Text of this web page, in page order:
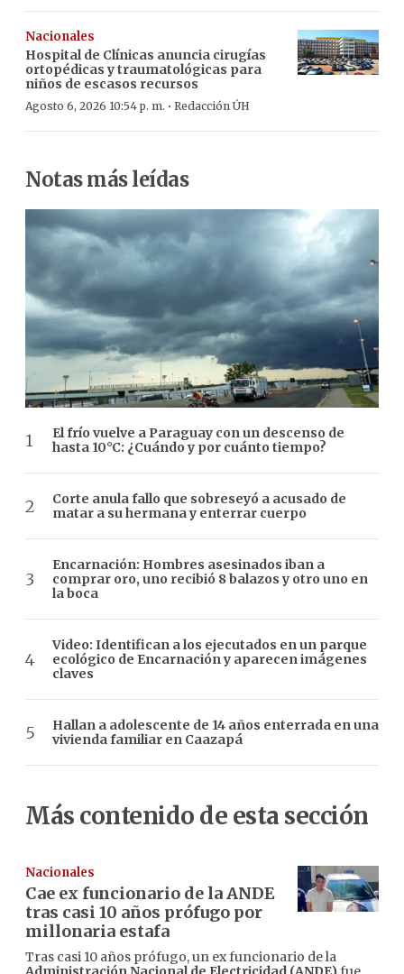
Nacionales
Hospital de Clínicas anuncia cirugías
ortopédicas y traumatológicas para
niños de escasos recursos
Agosto 6, 2026 10:54 p. m. · Redacción ÚH
Notas más leídas
El frío vuelve a Paraguay con un descenso de
hasta 10°C: ¿Cuándo y por cuánto tiempo?
Corte anula fallo que sobreseyó a acusado de
matar a su hermana y enterrar cuerpo
Encarnación: Hombres asesinados iban a
comprar oro, uno recibió 8 balazos y otro uno en
la boca
Video: Identifican a los ejecutados en un parque
ecológico de Encarnación y aparecen imágenes
claves
Hallan a adolescente de 14 años enterrada en una
vivienda familiar en Caazapá
Más contenido de esta sección
Nacionales
Cae ex funcionario de la ANDE
tras casi 10 años prófugo por
millonaria estafa
Tras casi 10 años prófugo, un ex funcionario de la